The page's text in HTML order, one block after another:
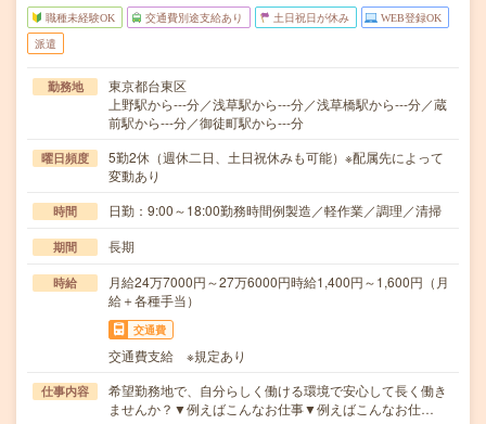
職種未経験OK 交通費別途支給あり 土日祝日が休み WEB登録OK
派遣
勤務地
東京都台東区
上野駅から---分／浅草駅から---分／浅草橋駅から---分／蔵
前駅から---分／御徒町駅から---分
曜日頻度
5勤2休（週休二日、土日祝休みも可能）※配属先によって
変動あり
時間 日勤：9:00～18:00勤務時間例製造／軽作業／調理／清掃
期間 長期
時給
月給24万7000円～27万6000円時給1,400円～1,600円（月
給＋各種手当）
交通費
交通費支給 ※規定あり
仕事内容
希望勤務地で、自分らしく働ける環境で安心して長く働き
ませんか？▼例えばこんなお仕事▼例えばこんなお仕…